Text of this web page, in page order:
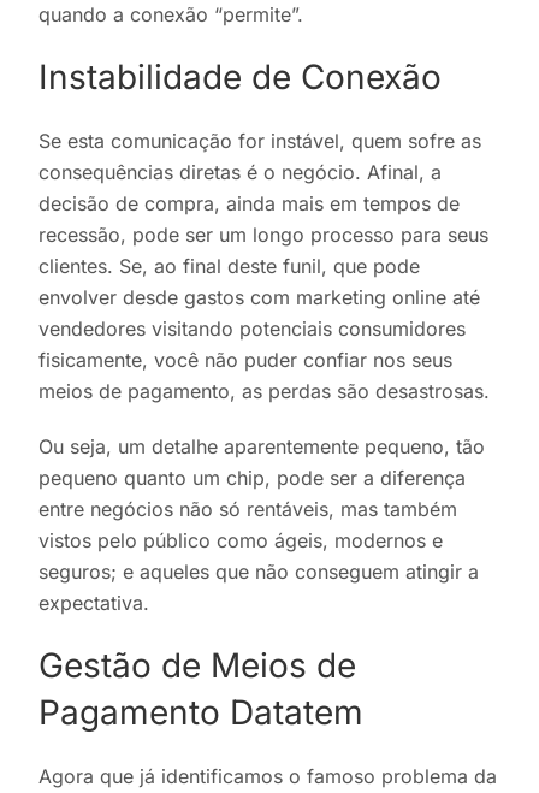
quando a conexão “permite”.
Instabilidade de Conexão
Se esta comunicação for instável, quem sofre as
consequências diretas é o negócio. Afinal, a
decisão de compra, ainda mais em tempos de
recessão, pode ser um longo processo para seus
clientes. Se, ao final deste funil, que pode
envolver desde gastos com marketing online até
vendedores visitando potenciais consumidores
fisicamente, você não puder confiar nos seus
meios de pagamento, as perdas são desastrosas.
Ou seja, um detalhe aparentemente pequeno, tão
pequeno quanto um chip, pode ser a diferença
entre negócios não só rentáveis, mas também
vistos pelo público como ágeis, modernos e
seguros; e aqueles que não conseguem atingir a
expectativa.
Gestão de Meios de
Pagamento Datatem
Agora que já identificamos o famoso problema da